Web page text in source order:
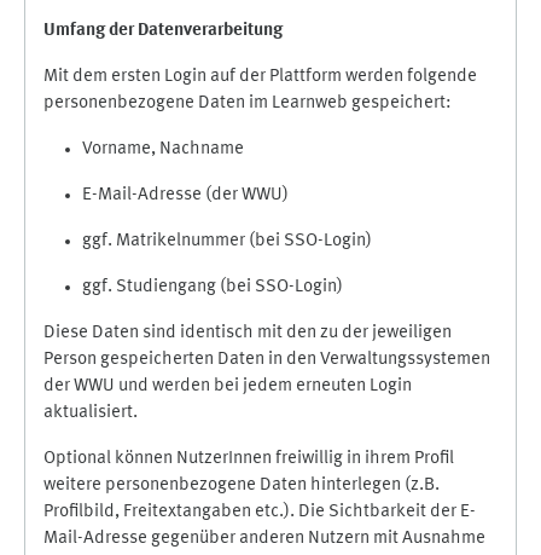
Umfang der Datenverarbeitung
Mit dem ersten Login auf der Plattform werden folgende
personenbezogene Daten im Learnweb gespeichert:
Vorname, Nachname
E-Mail-Adresse (der WWU)
ggf. Matrikelnummer (bei SSO-Login)
ggf. Studiengang (bei SSO-Login)
Diese Daten sind identisch mit den zu der jeweiligen
Person gespeicherten Daten in den Verwaltungssystemen
der WWU und werden bei jedem erneuten Login
aktualisiert.
Optional können NutzerInnen freiwillig in ihrem Profil
weitere personenbezogene Daten hinterlegen (z.B.
Profilbild, Freitextangaben etc.). Die Sichtbarkeit der E-
Mail-Adresse gegenüber anderen Nutzern mit Ausnahme